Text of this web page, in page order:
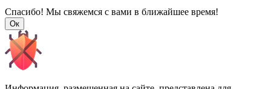
Спасибо! Мы свяжемся с вами в ближайшее время!
Ок